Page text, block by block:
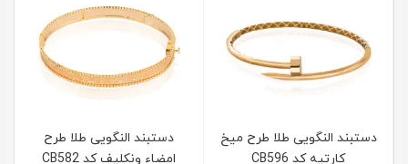
دستبند النگویی طلا طرح میخ
کارتیه کد CB596
دستبند النگویی طلا طرح
امضاء ونکلیف کد CB582